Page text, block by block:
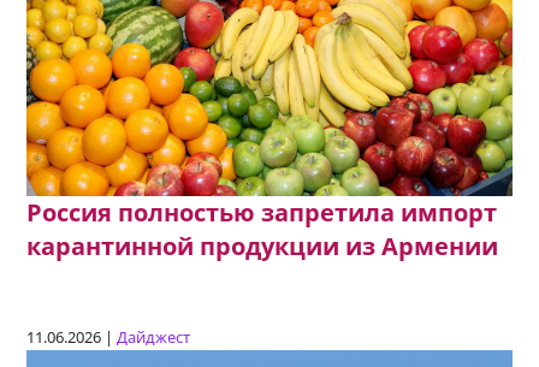
Россия полностью запретила импорт
карантинной продукции из Армении
11.06.2026 |Дайджест